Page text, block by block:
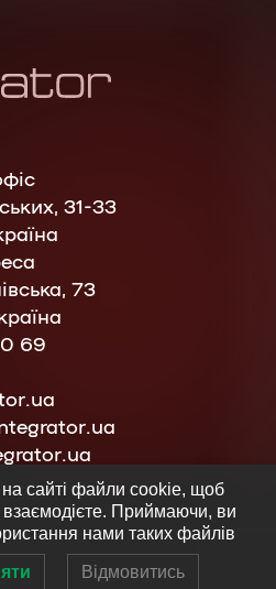
31-33
73
69
сайті файли cookie, щоб
Приймаючи, ви
нами таких файлів
Відмовитись